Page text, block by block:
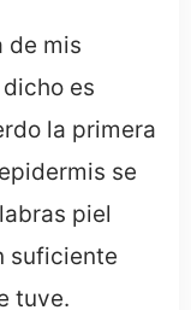
de mis
es
la primera
se
piel
suficiente
tuve.